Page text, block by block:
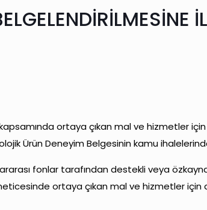
ortaya çıkan mal ve hizmetler
Ürün Deneyim Belgesinin kamu
fonlar tarafından destekli veya
ortaya çıkan mal ve hizmetler için